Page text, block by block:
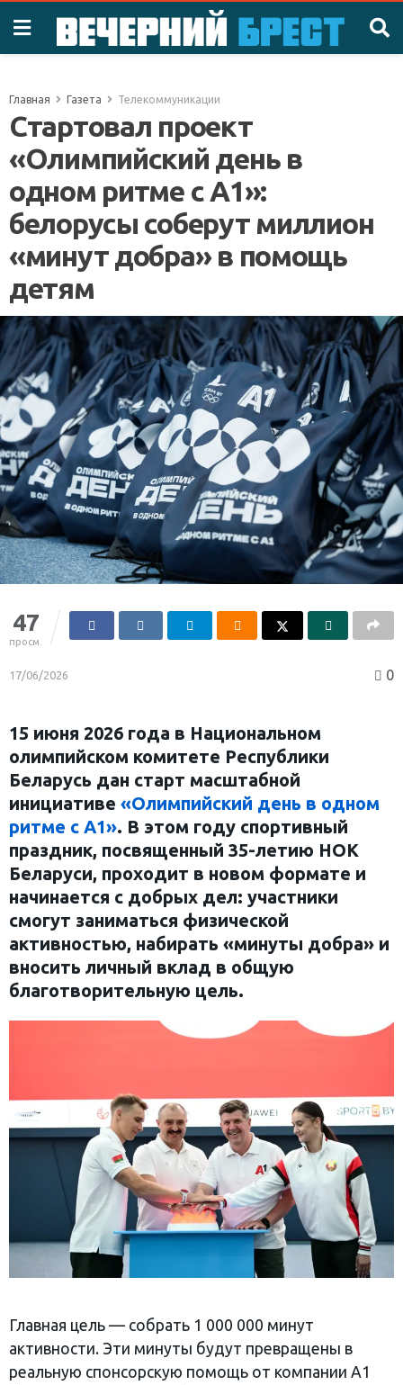
Главная Газета Телекоммуникации
Стартовал проект
«Олимпийский день в
одном ритме с А1»:
белорусы соберут миллион
«минут добра» в помощь
детям
47
просм.
17/06/2026 0
15 июня 2026 года в Национальном
олимпийском комитете Республики
Беларусь дан старт масштабной
инициативе «Олимпийский день в одном
ритме с А1». В этом году спортивный
праздник, посвященный 35-летию НОК
Беларуси, проходит в новом формате и
начинается с добрых дел: участники
смогут заниматься физической
активностью, набирать «минуты добра» и
вносить личный вклад в общую
благотворительную цель.
Главная цель — собрать 1 000 000 минут
активности. Эти минуты будут превращены в
реальную спонсорскую помощь от компании А1